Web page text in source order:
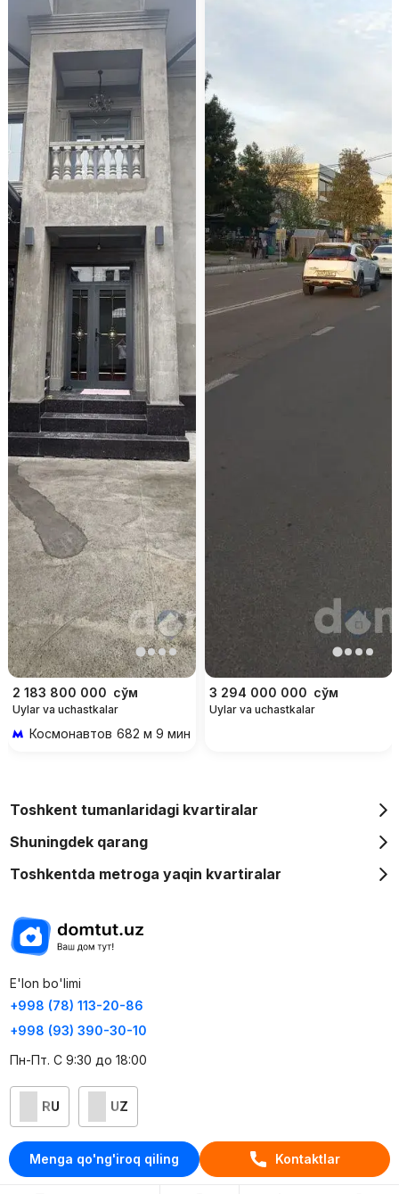
Menga qo'ng'iroq qiling Kontaktlar
2 183 800 000 сўм
Uylar va uchastkalar
Космонавтов 682 м 9 мин piyoda
3 294 000 000 сўм
Uylar va uchastkalar
Toshkent tumanlaridagi kvartiralar
Shuningdek qarang
Toshkentda metroga yaqin kvartiralar
E'lon bo'limi
+998 (78) 113-20-86
+998 (93) 390-30-10
Пн-Пт. С 9:30 до 18:00
RU UZ
Kontaktlar